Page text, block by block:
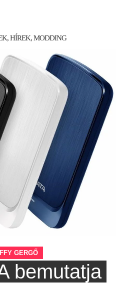
HÍREK, MODDING
GERGŐ
bemutatja